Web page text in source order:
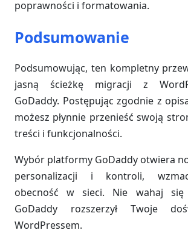
poprawności i formatowania.
Podsumowanie
Podsumowując, ten kompletny
jasną ścieżkę migracji z
GoDaddy. Postępując zgodnie z
możesz płynnie przenieść swoją
treści i funkcjonalności.
Wybór platformy GoDaddy otwiera
personalizacji i kontroli,
obecność w sieci. Nie wahaj
GoDaddy rozszerzył Twoje
WordPressem.